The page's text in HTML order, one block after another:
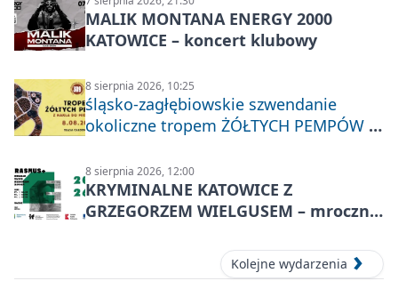
MALIK MONTANA ENERGY 2000
KATOWICE – koncert klubowy
8 sierpnia 2026, 10:25
śląsko-zagłębiowskie szwendanie
okoliczne tropem ŻÓŁTYCH PEMPÓW z
8 sierpnia 2026, 12:00
KRYMINALNE KATOWICE Z
GRZEGORZEM WIELGUSEM – mroczne
Kolejne wydarzenia